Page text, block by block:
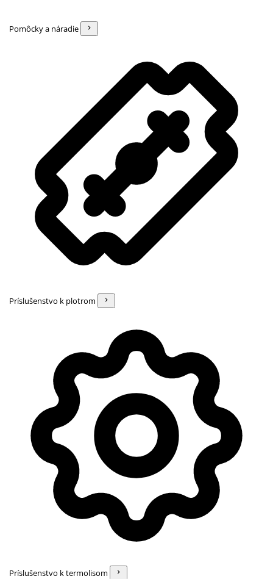
Pomôcky a náradie
Príslušenstvo k plotrom
Príslušenstvo k termolisom